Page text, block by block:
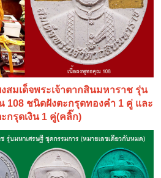
สมเด็จพระเจ้าตากสินมหาราช รุ่น
108 ชนิดฝังตะกรุดทองคำ 1 คู่ และ
กรุดเงิน 1 คู่(คลิ๊ก)